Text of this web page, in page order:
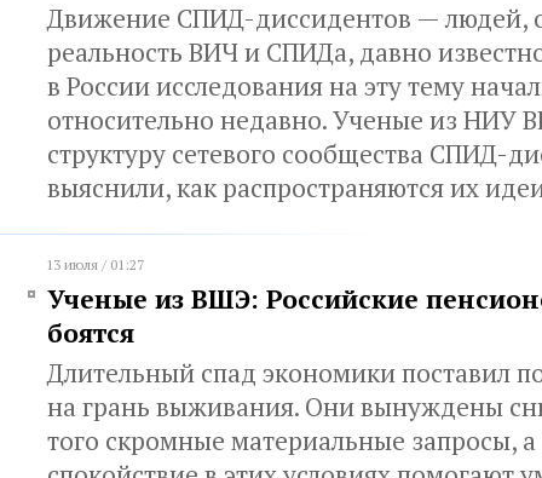
Движение СПИД-диссидентов — людей,
реальность ВИЧ и СПИДа, давно
в России исследования на эту тему
относительно недавно. Ученые из НИУ
структуру сетевого сообщества СПИД-
выяснили, как распространяются их
13 июля / 01:27
Ученые из ВШЭ: Российские
боятся
Длительный спад экономики поставил
на грань выживания. Они вынуждены
того скромные материальные запросы, а